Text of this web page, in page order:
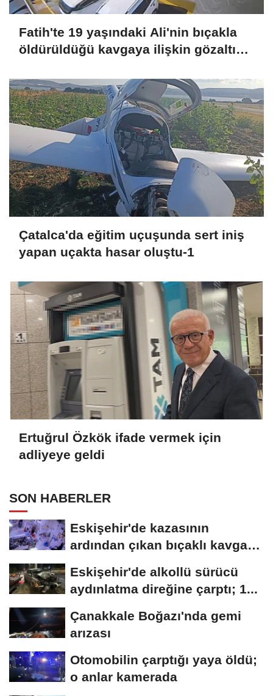
Fatih'te 19 yaşındaki Ali'nin bıçakla
öldürüldüğü kavgaya ilişkin gözaltı
Çatalca'da eğitim uçuşunda sert iniş
yapan uçakta hasar oluştu-1
Ertuğrul Özkök ifade vermek için
adliyeye geldi
SON HABERLER
Eskişehir'de kazasının
ardından çıkan bıçaklı kavga
Eskişehir'de alkollü sürücü
aydınlatma direğine çarptı; 1...
Çanakkale Boğazı'nda gemi
arızası
Otomobilin çarptığı yaya öldü;
o anlar kamerada